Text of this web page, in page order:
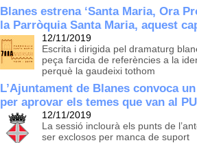
Blanes estrena ‘Santa Maria, Ora
la Parròquia Santa Maria, aquest
12/11/2019
Escrita i dirigida pel dramaturg
peça farcida de referències a la
perquè la gaudeixi tothom
L’Ajuntament de Blanes convoca
per aprovar els temes que van al
12/11/2019
La sessió inclourà els punts de
ser exclosos per manca de suport